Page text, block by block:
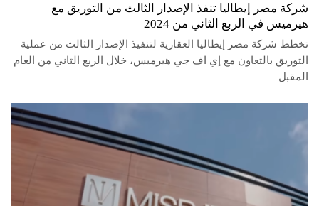
شركة مصر إيطاليا تنفذ الإصدار الثالث من التوريق مع
هيرميس في الربع الثاني من 2024
تخطط شركة مصر إيطاليا العقارية لتنفيذ الإصدار الثالث من عملية
التوريق بالتعاون مع إي اف جي هيرميس، خلال الربع الثاني من العام
المقبل